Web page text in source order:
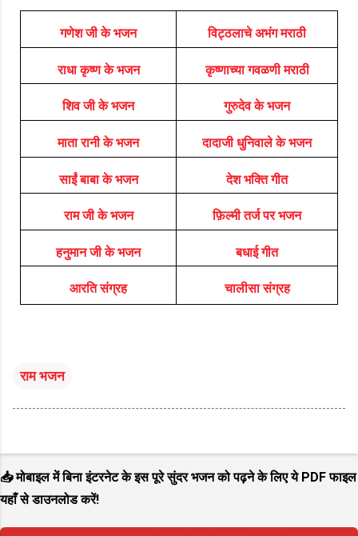
गणेश जी के भजन विट्ठलाचे अभंग मराठी
राधा कृष्ण के भजन कृष्णाच्या गवळणी मराठी
शिव जी के भजन गुरुदेव के भजन
माता रानी के भजन दादाजी धुनिवाले के भजन
साईं बाबा के भजन देश भक्ति गीत
राम जी के भजन फ़िल्मी तर्ज पर भजन
हनुमान जी के भजन बधाई गीत
आरति संग्रह चालीसा संग्रह
राम भजन
📥 मोबाइल में बिना इंटरनेट के इस पूरे सुंदर भजन को पढ़ने के लिए ये PDF फाइल
यहाँ से डाउनलोड करें!